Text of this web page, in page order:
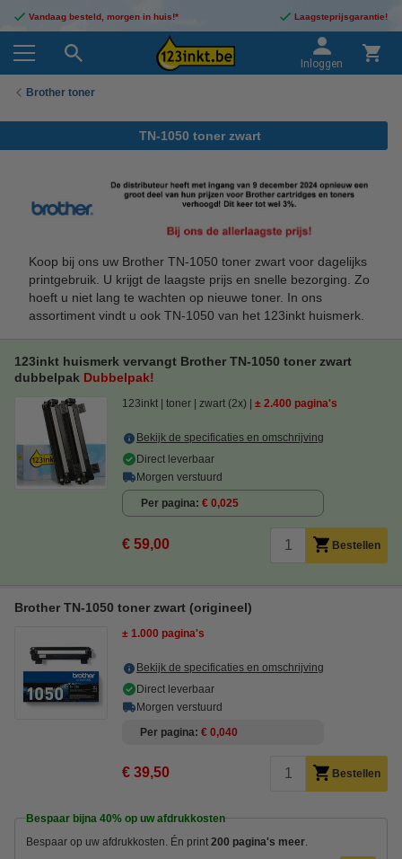
Vandaag besteld, morgen in huis!* Laagsteprijsgarantie!
Inloggen
Brother toner
TN-1050 toner zwart
Koop bij ons uw Brother TN-1050 toner zwart voor dagelijks
printgebruik. U krijgt de laagste prijs en snelle bezorging. Zo
hoeft u niet lang te wachten op nieuwe toner. In ons
assortiment vindt u ook TN-1050 van het 123inkt huismerk.
123inkt huismerk vervangt Brother TN-1050 toner zwart
dubbelpak Dubbelpak!
123inkt toner zwart (2x) ± 2.400 pagina's
Bekijk de specificaties en omschrijving
Direct leverbaar
Morgen verstuurd
Per pagina € 0,025
€ 59,00 Bestellen
Brother TN-1050 toner zwart (origineel)
± 1.000 pagina's
Bekijk de specificaties en omschrijving
Direct leverbaar
Morgen verstuurd
Per pagina € 0,040
€ 39,50 Bestellen
Bespaar bijna 40% op uw afdrukkosten
Bespaar op uw afdrukkosten. Én print 200 pagina's meer